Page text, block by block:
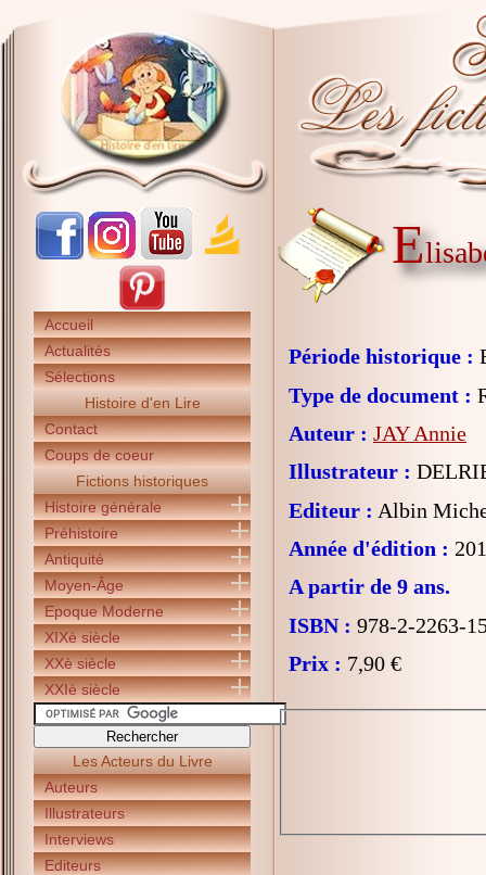
Accueil
Actualités
Sélections
Histoire d'en Lire
Contact
Coups de coeur
Fictions historiques
Histoire générale
Préhistoire
Antiquité
Moyen-Âge
Epoque Moderne
XIXè siècle
XXè siècle
XXIè siècle
Les Acteurs du Livre
Auteurs
Illustrateurs
Interviews
Editeurs
E
Période historique :
Type de document :
Auteur : JAY Annie
Illustrateur :
Editeur : Albin
Année d'édition :
A partir de 9 ans.
ISBN : 978-2-2263-
Prix : 7,90 €